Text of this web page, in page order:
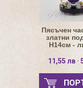
Пясъчен
златни
Н14см -
11,55 лв ·